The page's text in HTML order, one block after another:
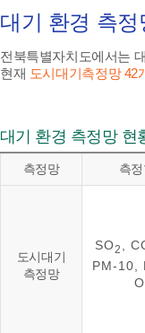
대기 환경 측정
전북특별자치도에서는
현재 도시대기측정망 42
대기 환경 측정망 현
측정망 측
도시대기
측정망
SO2
,
PM-10,
O